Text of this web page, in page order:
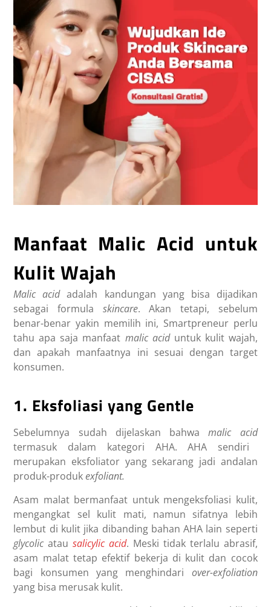
Manfaat Malic Acid untuk
Kulit Wajah
Malic acidadalah kandungan yang bisa dijadikan
sebagai formula skincare. Akan tetapi, sebelum
benar-benar yakin memilih ini, Smartpreneur perlu
tahu apa saja manfaat malic acid untuk kulit wajah,
dan apakah manfaatnya ini sesuai dengan target
konsumen.
1. Eksfoliasi yang Gentle
Sebelumnya sudah dijelaskan bahwa malic acid
termasuk dalam kategori AHA. AHA sendiri
merupakan eksfoliator yang sekarang jadi andalan
produk-produkexfoliant.
Asam malat bermanfaat untuk mengeksfoliasi kulit,
mengangkat sel kulit mati, namun sifatnya lebih
lembut di kulit jika dibanding bahan AHA lain seperti
glycolicatausalicylic acid. Meski tidak terlalu abrasif,
asam malat tetap efektif bekerja di kulit dan cocok
bagi konsumen yang menghindari over-exfoliation
yang bisa merusak kulit.